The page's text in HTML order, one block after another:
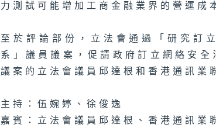
力測試可能增加工商金融業界的營運成
至於評論部份，立法會通過「研究訂
系」議員議案，促請政府訂立網絡安
議案的立法會議員邱達根和香港通訊業
主持：伍婉婷、徐俊逸
嘉賓：立法會議員邱達根、香港通訊業